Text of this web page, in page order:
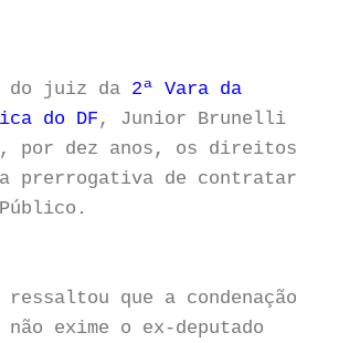
do juiz da 2ª Vara da
do DF , Junior Brunelli
por dez anos, os direitos
prerrogativa de contratar
ressaltou que a condenação
exime o ex-deputado